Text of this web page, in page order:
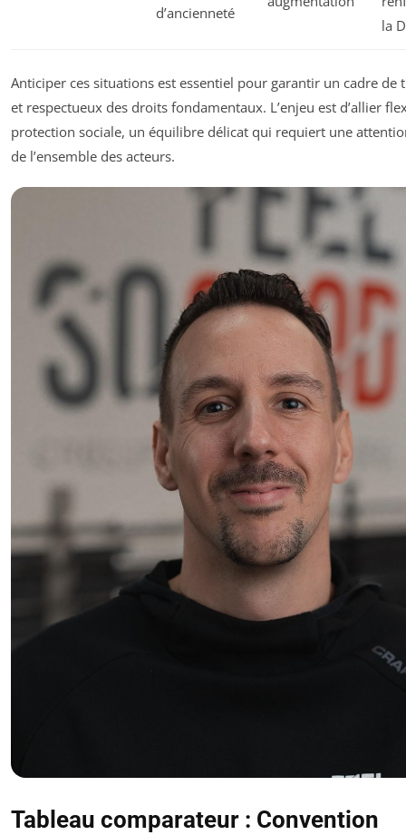
d’ancienneté
la
Anticiper ces situations est essentiel pour garantir un cadre de
et respectueux des droits fondamentaux. L’enjeu est d’allier
protection sociale, un équilibre délicat qui requiert une
de l’ensemble des acteurs.
Tableau comparateur : Convention